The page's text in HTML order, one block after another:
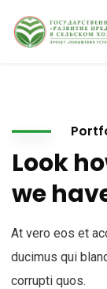
Look
we
At vero eos et
ducimus qui
corrupti quos.